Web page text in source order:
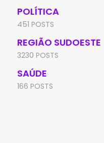
POLÍTICA
451 POSTS
REGIÃO SUDOESTE
3230 POSTS
SAÚDE
166 POSTS